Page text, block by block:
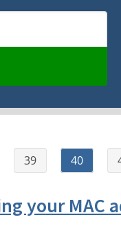
39 40
your MAC